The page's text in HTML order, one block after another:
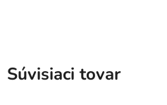
Súvisiaci tovar